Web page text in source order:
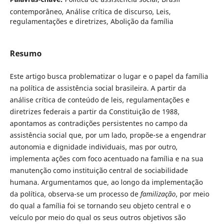
contemporâneo, Análise crítica de discurso, Leis,
regulamentações e diretrizes, Abolição da família
Resumo
Este artigo busca problematizar o lugar e o papel da família
na política de assistência social brasileira. A partir da
análise crítica de conteúdo de leis, regulamentações e
diretrizes federais a partir da Constituição de 1988,
apontamos as contradições persistentes no campo da
assistência social que, por um lado, propõe-se a engendrar
autonomia e dignidade individuais, mas por outro,
implementa ações com foco acentuado na família e na sua
manutenção como instituição central de sociabilidade
humana. Argumentamos que, ao longo da implementação
da política, observa-se um processo de familização, por meio
do qual a família foi se tornando seu objeto central e o
veículo por meio do qual os seus outros objetivos são